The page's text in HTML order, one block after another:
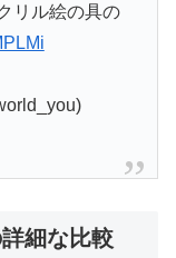
リル絵の具の
細な比較